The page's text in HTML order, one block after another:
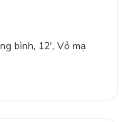
bình, 12′, Vỏ mạ